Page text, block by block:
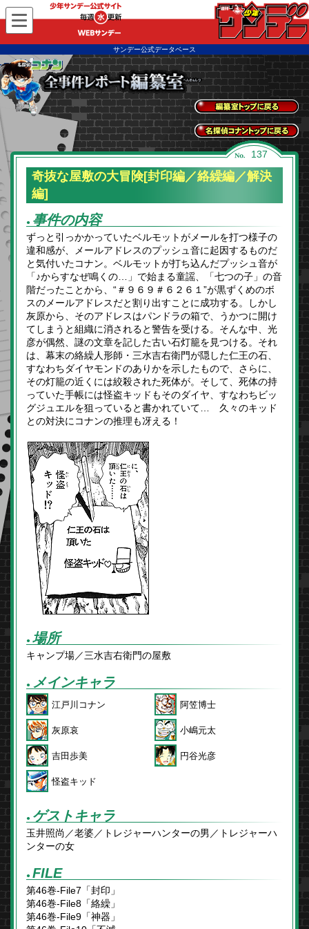
WEBサンデー
サンデー公式データベース
全事件レポートトッ
プに戻る
名探偵コナントップ
に戻る
137
奇抜な屋敷の大冒険[封印編／絡繰編／解決
編]
● FILE
第46巻-File7「封印」
第46巻-File8「絡繰」
第46巻-File9「神器」
● メインキャラ
江戸川コナン 阿笠博士
灰原哀 小嶋元太
吉田歩美 円谷光彦
怪盗キッド
● 場所
キャンプ場／三水吉右衛門の屋敷
● ゲストキャラ
玉井照尚／老婆／トレジャーハンターの男／トレジャーハ
ンターの女
● 事件の内容
ずっと引っかかっていたベルモットがメールを打つ様子の
違和感が、メールアドレスのプッシュ音に起因するものだ
と気付いたコナン。ベルモットが打ち込んだプッシュ音が
「♪からすなぜ鳴くの…」で始まる童謡、「七つの子」の音
階だったことから、“＃９６９＃６２６１”が黒ずくめのボ
スのメールアドレスだと割り出すことに成功する。しかし
灰原から、そのアドレスはパンドラの箱で、うかつに開け
てしまうと組織に消されると警告を受ける。そんな中、光
彦が偶然、謎の文章を記した古い石灯籠を見つける。それ
は、幕末の絡繰人形師・三水吉右衛門が隠した仁王の石、
すなわちダイヤモンドのありかを示したもので、さらに、
その灯籠の近くには絞殺された死体が。そして、死体の持
っていた手帳には怪盗キッドもそのダイヤ、すなわちビッ
グジュエルを狙っていると書かれていて… 久々のキッド
との対決にコナンの推理も冴える！